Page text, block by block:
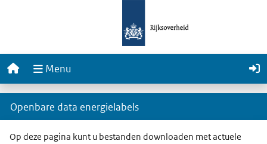
EP-Online
Home Menu
Openbare data energielabels
Over de openbare data
Op deze pagina kunt u bestanden downloaden met actuele